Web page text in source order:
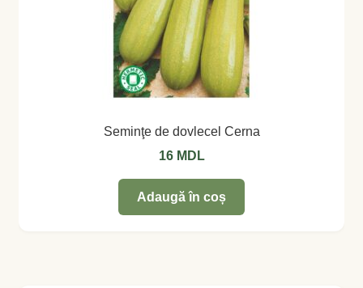
Seminţe de dovlecel Cerna
16 MDL
Adaugă în coș